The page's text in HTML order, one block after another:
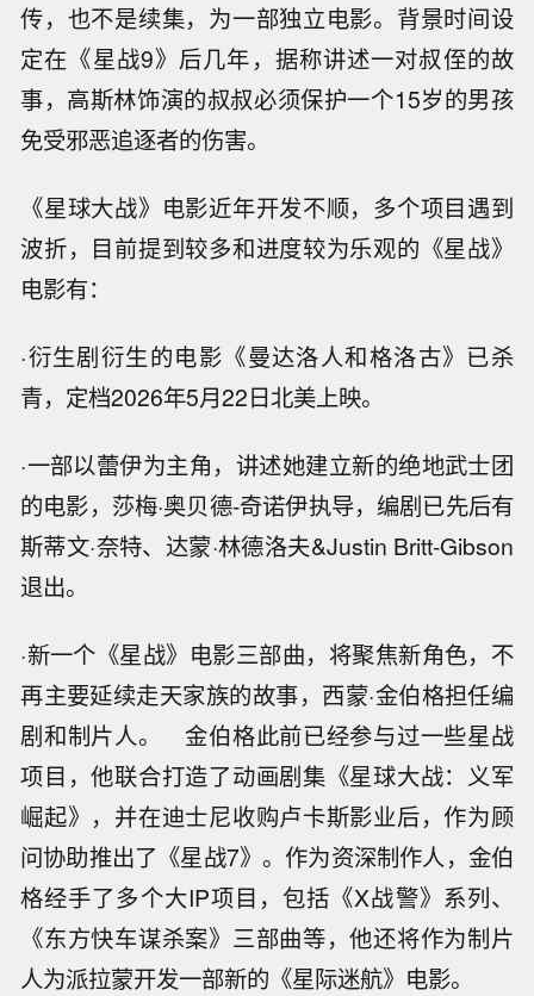
传，也不是续集，为一部独立电影。背景时间设
定在《星战9》后几年，据称讲述一对叔侄的故
事，高斯林饰演的叔叔必须保护一个15岁的男孩
免受邪恶追逐者的伤害。
《星球大战》电影近年开发不顺，多个项目遇到
波折，目前提到较多和进度较为乐观的《星战》
电影有：
·衍生剧衍生的电影《曼达洛人和格洛古》已杀
青，定档2026年5月22日北美上映。
·一部以蕾伊为主角，讲述她建立新的绝地武士团
的电影，莎梅·奥贝德-奇诺伊执导，编剧已先后有
斯蒂文·奈特、达蒙·林德洛夫&Justin Britt-Gibson
退出。
·新一个《星战》电影三部曲，将聚焦新角色，不
再主要延续走天家族的故事，西蒙·金伯格担任编
剧和制片人。 金伯格此前已经参与过一些星战
项目，他联合打造了动画剧集《星球大战：义军
崛起》，并在迪士尼收购卢卡斯影业后，作为顾
问协助推出了《星战7》。作为资深制作人，金伯
格经手了多个大IP项目，包括《X战警》系列、
《东方快车谋杀案》三部曲等，他还将作为制片
人为派拉蒙开发一部新的《星际迷航》电影。